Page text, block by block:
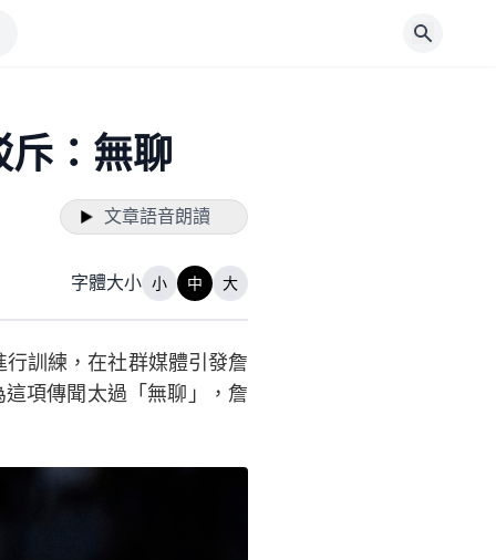
：無聊
文章語音朗讀
字體大小 小 中 大
訓練，在社群媒體引發詹
項傳聞太過「無聊」，詹